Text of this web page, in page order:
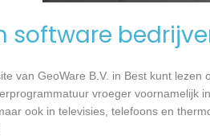
software
van GeoWare B.V. in Best kunt
vroeger voornamelijk
ook in televisies, telefoons en